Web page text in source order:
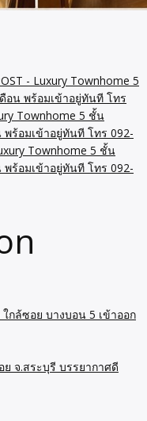
- Luxury Townhome 5
อน พร้อมเข้าอยู่ทันที โทร
Townhome 5 ชั้น
พร้อมเข้าอยู่ทันที โทร 092-
Townhome 5 ชั้น
พร้อมเข้าอยู่ทันที โทร 092-
กล้ซอย บางบอน 5 เข้าออก
จ.สระบุรี บรรยากาศดี